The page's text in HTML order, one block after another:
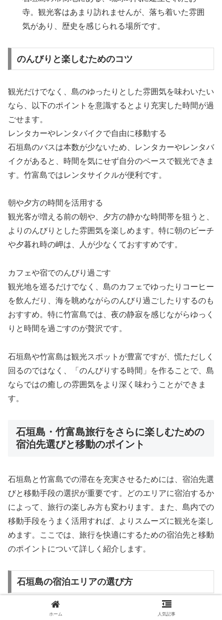
寺。観光客はあまり訪れませんが、落ち着いた雰囲
気があり、歴史を感じられる場所です。
のんびりと楽しむためのコツ
観光だけでなく、島のゆったりとした雰囲気を味わいたい
なら、以下のポイントを意識するとより充実した時間が過
ごせます。
レンタカーやレンタバイクで自由に移動する
石垣島のバスは本数が少ないため、レンタカーやレンタバ
イクがあると、時間を気にせず自分のペースで観光できま
す。竹富島ではレンタサイクルが便利です。
朝や夕方の時間を活用する
観光客が増える前の朝や、夕方の静かな時間帯を狙うと、
よりのんびりとした雰囲気を楽しめます。特に朝のビーチ
や夕暮れ時の岬は、人が少なくておすすめです。
カフェや宿でのんびり過ごす
観光地を巡るだけでなく、島のカフェでゆったりコーヒー
を飲んだり、海を眺めながらのんびり過ごしたりするのも
おすすめ。特に竹富島では、夜の静寂を感じながらゆっく
りと時間を過ごすのが贅沢です。
石垣島や竹富島は観光スポットが豊富ですが、慌ただしく
回るのではなく、「のんびりする時間」を作ることで、島
ならではの癒しの雰囲気をより深く味わうことができま
す。
石垣島・竹富島旅行をさらに楽しむための
宿泊先選びと移動のポイント
石垣島と竹富島での滞在を充実させるためには、宿泊先選
びと移動手段の選択が重要です。どのエリアに宿泊するか
によって、旅行の楽しみ方も変わります。また、島内での
移動手段をうまく活用すれば、よりスムーズに観光を楽し
めます。ここでは、旅行を快適にするための宿泊先と移動
のポイントについて詳しく紹介します。
石垣島の宿泊エリアの選び方
石垣島にはリゾートホテルからゲストハウスまでさまざま
ホーム 人気記事